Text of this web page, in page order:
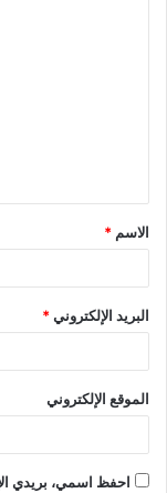
ق
*
الاسم *
البريد الإلكتروني*
الموقع الإلكتروني
احفظ اسمي، بريدي